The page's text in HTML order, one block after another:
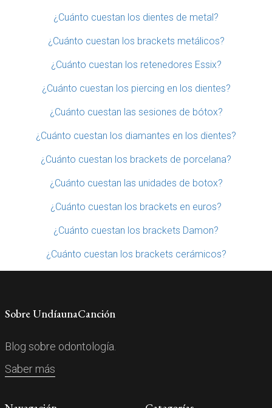
¿Cuánto cuestan los dientes de metal?
¿Cuánto cuestan los brackets metálicos?
¿Cuánto cuestan los retenedores Essix?
¿Cuánto cuestan los piercing en los dientes?
¿Cuánto cuestan las sesiones de bótox?
¿Cuánto cuestan los diamantes en los dientes?
¿Cuánto cuestan los brackets de porcelana?
¿Cuánto cuestan las unidades de botox?
¿Cuánto cuestan los brackets en euros?
¿Cuánto cuestan los brackets Damon?
¿Cuánto cuestan los brackets cerámicos?
Sobre UndíaunaCanción
Blog sobre odontología.
Saber más